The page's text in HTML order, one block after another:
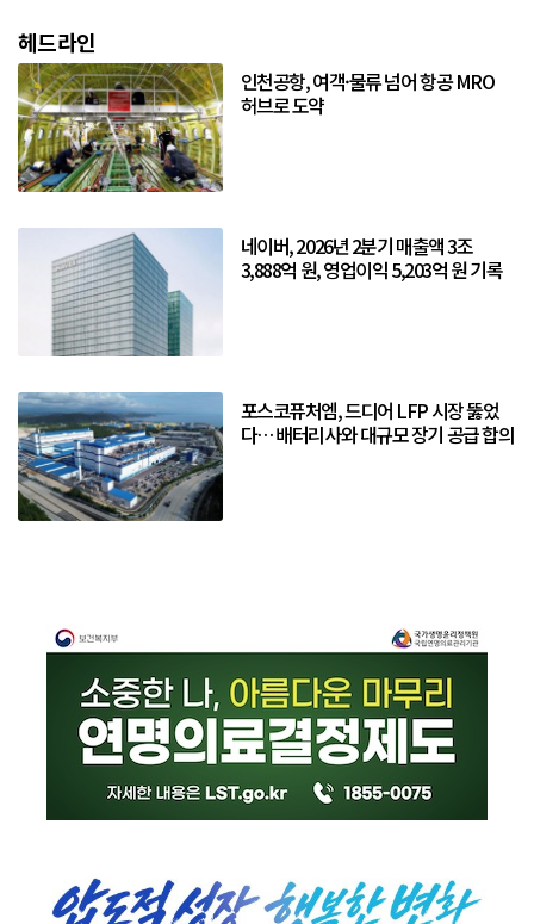
헤드라인
인천공항, 여객·물류 넘어 항공 MRO
허브로 도약
네이버, 2026년 2분기 매출액 3조
3,888억 원, 영업이익 5,203억 원 기록
포스코퓨처엠, 드디어 LFP 시장 뚫었
다… 배터리사와 대규모 장기 공급 합의